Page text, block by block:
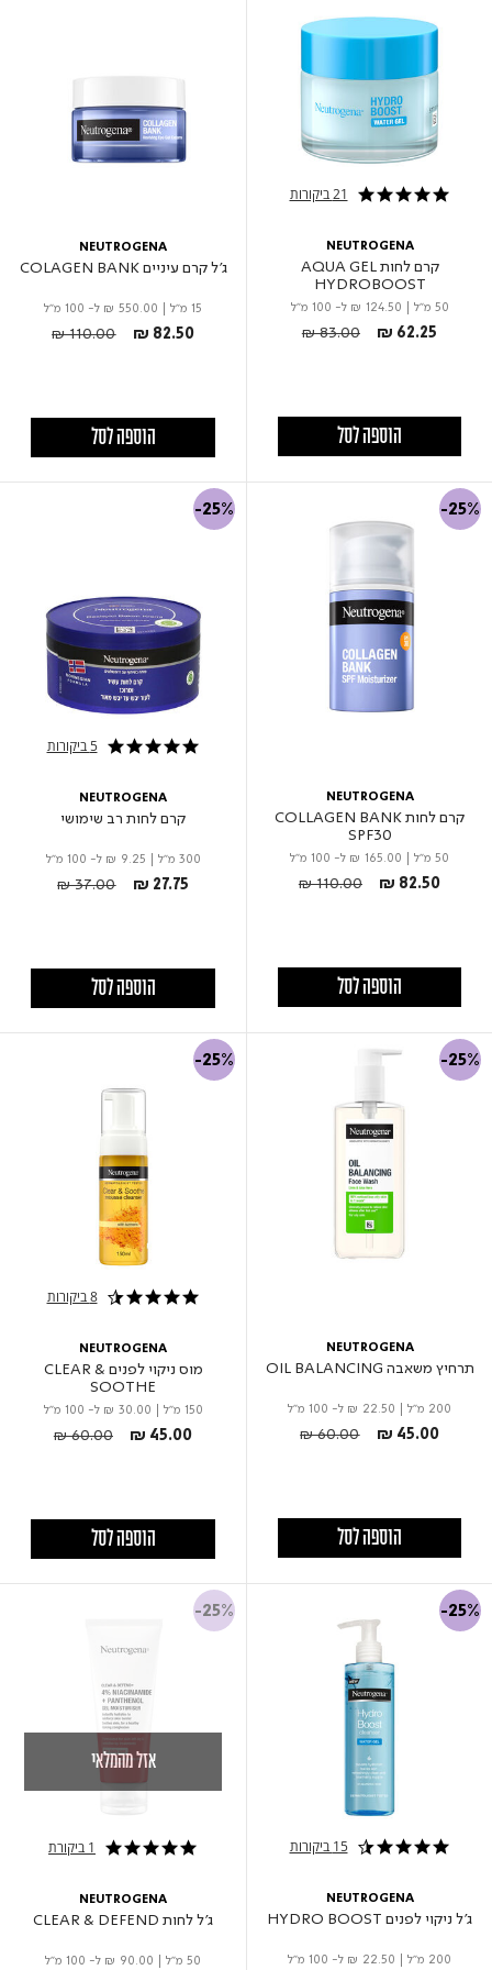
4.8 star rating 21 ביקורות
NEUTROGENA
קרם לחות AQUA GEL
HYDROBOOST
50 מ"ל ₪ 124.50 ל- 100 מ"ל
₪ 62.25
Price reduced from
₪ 83.00to
הוספה לסל
NEUTROGENA
ג'ל קרם עיניים COLAGEN BANK
15 מ"ל ₪ 550.00 ל- 100 מ"ל
₪ 82.50
Price reduced from
₪ 110.00to
הוספה לסל
-25%
NEUTROGENA
קרם לחות COLLAGEN BANK
SPF30
50 מ"ל ₪ 165.00 ל- 100 מ"ל
₪ 82.50
Price reduced from
₪ 110.00to
הוספה לסל
4.8 star rating 5 ביקורות
-25%
NEUTROGENA
קרם לחות רב שימושי
300 מ"ל ₪ 9.25 ל- 100 מ"ל
₪ 27.75
Price reduced from
₪ 37.00to
הוספה לסל
-25%
NEUTROGENA
תרחיץ משאבה OIL BALANCING
200 מ"ל ₪ 22.50 ל- 100 מ"ל
₪ 45.00
Price reduced from
₪ 60.00to
הוספה לסל
4.4 star rating 8 ביקורות
-25%
NEUTROGENA
מוס ניקוי לפנים CLEAR &
SOOTHE
150 מ"ל ₪ 30.00 ל- 100 מ"ל
₪ 45.00
Price reduced from
₪ 60.00to
הוספה לסל
4.5 star rating 15 ביקורות
-25%
NEUTROGENA
ג'ל ניקוי לפנים HYDRO BOOST
200 מ"ל ₪ 22.50 ל- 100 מ"ל
אזל מהמלאי
5.0 star rating 1 ביקורת
-25%
NEUTROGENA
ג'ל לחות CLEAR & DEFEND
50 מ"ל ₪ 90.00 ל- 100 מ"ל